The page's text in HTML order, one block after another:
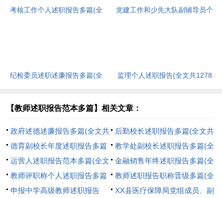
考核工作个人述职报告多篇(全
党建工作和少先大队副辅导员个
纪检委员述职述廉报告多篇(全
监理个人述职报告(全文共1278
【教师述职报告范本多篇】相关文章：
政府述德述廉报告多篇(全文共
17788字)
后勤校长述职报告多篇(全文共
7952字)
德育副校长年度述职报告多篇
(全文共6516字)
教学处副校长述职报告多篇(全
文共7920字)
运营人述职报告范本多篇(全文
共6236字)
金融销售年终述职报告多篇(全
文共6321字)
教师评职称个人述职报告多篇
(全文共12027字)
教师述职报告职称晋级多篇(全
文共9399字)
申报中学高级教师述职报告 XX县医疗保障局党组成员、副